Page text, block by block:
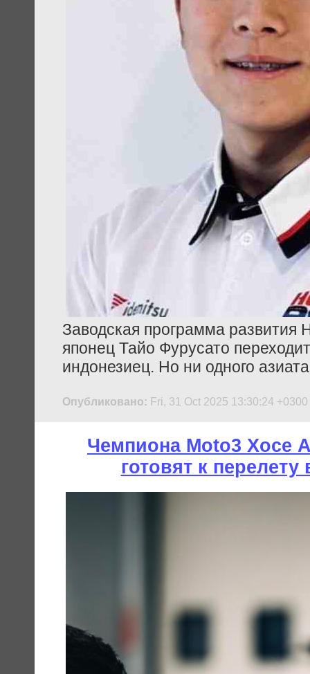
Заводская программа развития
японец Тайо Фурусато
индонезиец. Но ни одного
Опубликовано: Fri, 31 Oct 2025 13:30:24 +0300
Чемпиона Moto3 Хосе
готовят к